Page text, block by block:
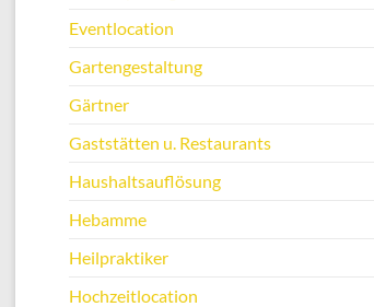
Eventlocation
Gartengestaltung
Gärtner
Gaststätten u. Restaurants
Haushaltsauflösung
Hebamme
Heilpraktiker
Hochzeitlocation